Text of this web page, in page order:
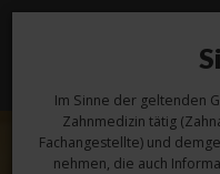
Im Sinne der geltenden
Zahnmedizin tätig
Fachangestellte) und
nehmen, die auch